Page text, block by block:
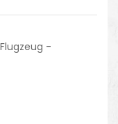
Flugzeug -